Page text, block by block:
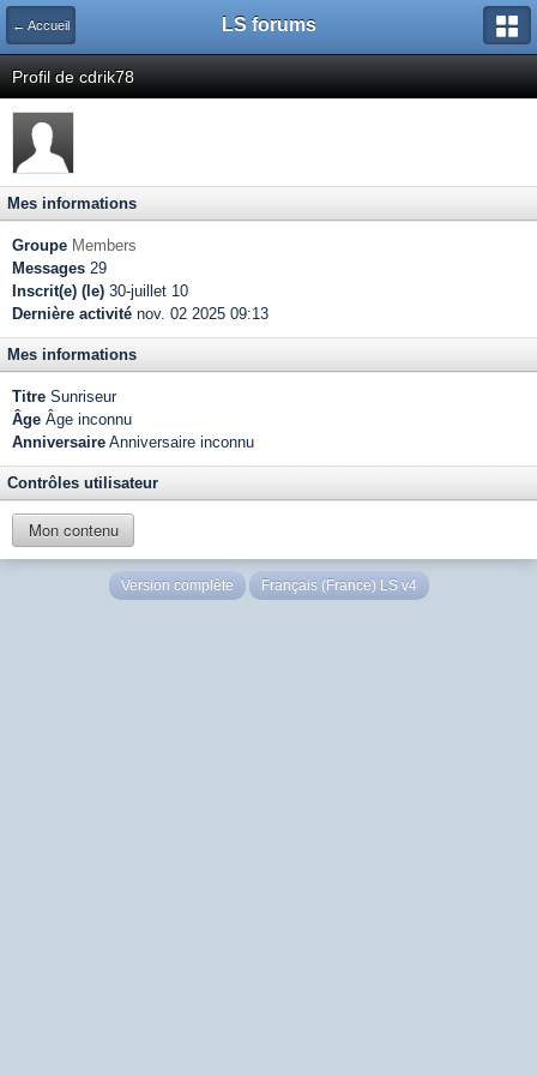
← Accueil LS forums
Profil de cdrik78
Mes informations
Groupe Members
Messages 29
Inscrit(e) (le) 30-juillet 10
Dernière activité nov. 02 2025 09:13
Mes informations
Titre Sunriseur
Âge Âge inconnu
Anniversaire Anniversaire inconnu
Contrôles utilisateur
Mon contenu
Version complète Français (France) LS v4